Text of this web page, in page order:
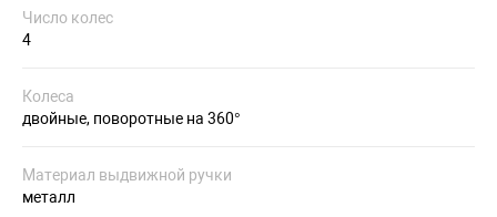
Число колес
4
Колеса
двойные, поворотные на 360°
Материал выдвижной ручки
металл